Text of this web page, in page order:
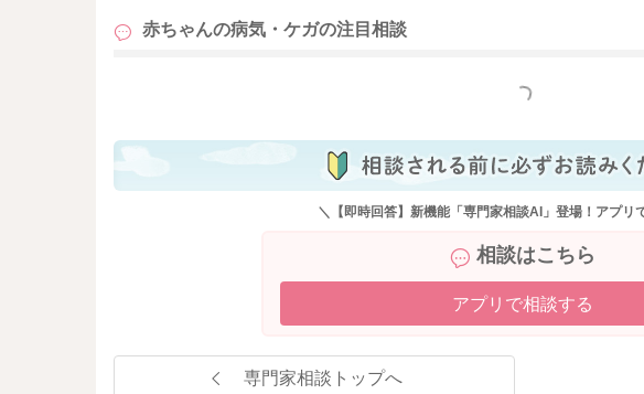
赤ちゃんの病気・ケガの注目相談
もっと見る
＼【即時回答】新機能「専門家相談AI」登場！アプリ
相談はこちら
アプリで相談する
専門家相談トップへ